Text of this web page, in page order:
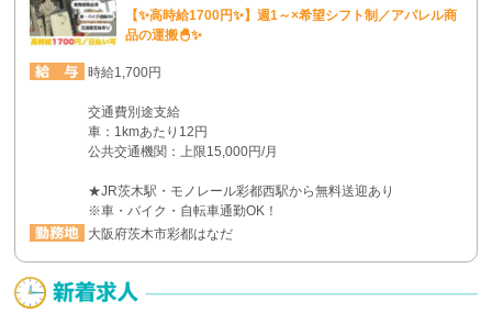
【✨高時給1700円✨】週1～×希望シフト制／アパレル商
品の運搬🐣✨
時給1,700円
交通費別途支給
車：1kmあたり12円
公共交通機関：上限15,000円/月
★JR茨木駅・モノレール彩都西駅から無料送迎あり
※車・バイク・自転車通勤OK！
大阪府茨木市彩都はなだ